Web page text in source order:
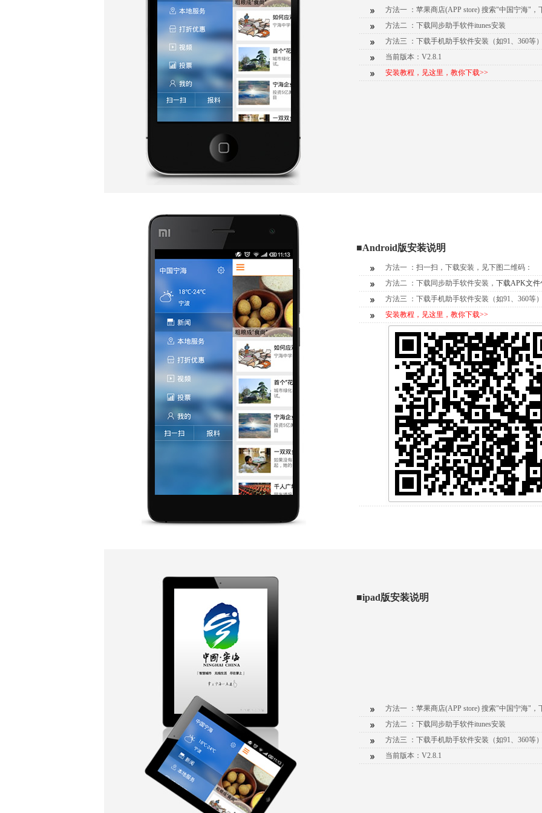
方法一 ：苹果商店(APP store) 搜索"中国宁海"，
方法二 ：下载同步助手软件itunes安装
方法三 ：下载手机助手软件安装（如91、360等
当前版本：V2.8.1
安装教程，见这里，教你下载>>
■Android版安装说明
方法一 ：扫一扫，下载安装，见下图二维码：
方法二 ：下载同步助手软件安装， 下载APK文件
方法三 ：下载手机助手软件安装（如91、360等
安装教程，见这里，教你下载>>
■ipad版安装说明
方法一 ：苹果商店(APP store) 搜索"中国宁海"，
方法二 ：下载同步助手软件itunes安装
方法三 ：下载手机助手软件安装（如91、360等
当前版本：V2.8.1